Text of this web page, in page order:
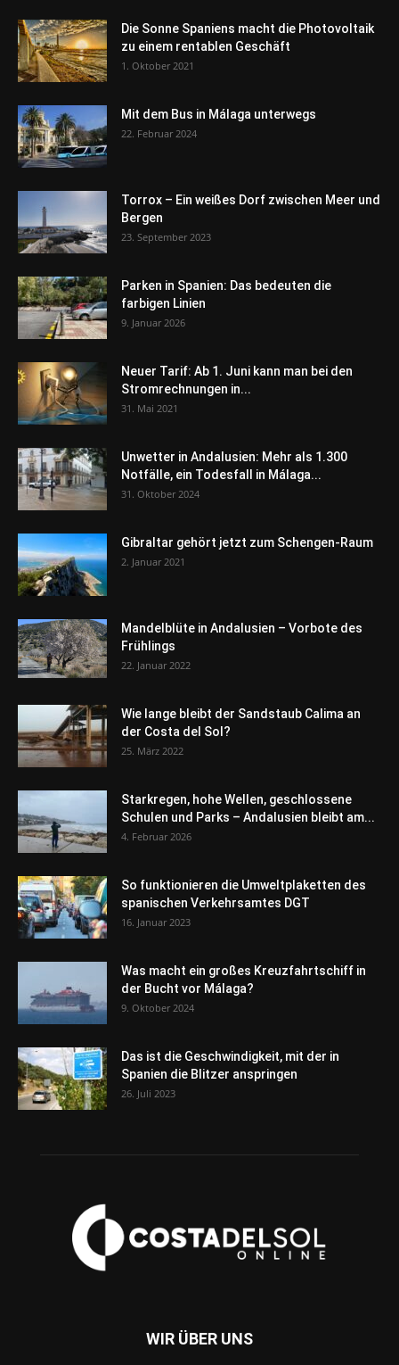
Die Sonne Spaniens macht die Photovoltaik
zu einem rentablen Geschäft
1. Oktober 2021
Mit dem Bus in Málaga unterwegs
22. Februar 2024
Torrox – Ein weißes Dorf zwischen Meer und
Bergen
23. September 2023
Parken in Spanien: Das bedeuten die
farbigen Linien
9. Januar 2026
Neuer Tarif: Ab 1. Juni kann man bei den
Stromrechnungen in...
31. Mai 2021
Unwetter in Andalusien: Mehr als 1.300
Notfälle, ein Todesfall in Málaga...
31. Oktober 2024
Gibraltar gehört jetzt zum Schengen-Raum
2. Januar 2021
Mandelblüte in Andalusien – Vorbote des
Frühlings
22. Januar 2022
Wie lange bleibt der Sandstaub Calima an
der Costa del Sol?
25. März 2022
Starkregen, hohe Wellen, geschlossene
Schulen und Parks – Andalusien bleibt am...
4. Februar 2026
So funktionieren die Umweltplaketten des
spanischen Verkehrsamtes DGT
16. Januar 2023
Was macht ein großes Kreuzfahrtschiff in
der Bucht vor Málaga?
9. Oktober 2024
Das ist die Geschwindigkeit, mit der in
Spanien die Blitzer anspringen
26. Juli 2023
WIR ÜBER UNS